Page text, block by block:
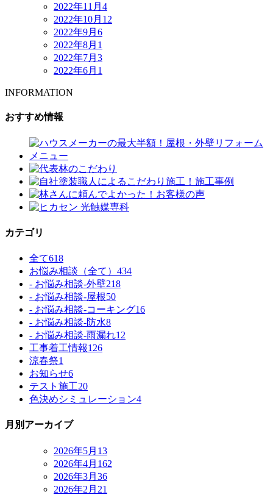
2022年11月 4
2022年10月 12
2022年9月 6
2022年8月 1
2022年7月 3
2022年6月 1
INFORMATION
おすすめ情報
カテゴリ
全て618
お悩み相談（全て） 434
- お悩み相談-外壁218
- お悩み相談-屋根50
- お悩み相談-コーキング16
- お悩み相談-防水8
- お悩み相談-雨漏れ12
工事着工情報126
涼春祭1
お知らせ6
テスト施工20
色決めシミュレーション4
月別アーカイブ
2026年5月 13
2026年4月 162
2026年3月 36
2026年2月 21